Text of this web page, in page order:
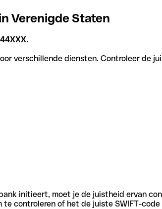
Verenigde Staten
.
verschillende diensten. Controleer de
initieert, moet je de juistheid ervan
controleren of het de juiste SWIFT-